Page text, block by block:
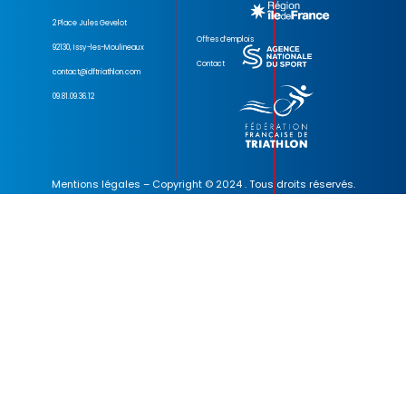
2 Place Jules Gevelot
92130, Issy-les-Moulineaux
contact@idftriathlon.com
09.81.09.36.12
Offres d’emplois
Contact
Mentions légales – Copyright © 2024 . Tous droits réservés.